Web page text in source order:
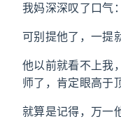
我妈深深叹了口气
可别提他了，一提
他以前就看不上我
师了，肯定眼高于
就算是记得，万一